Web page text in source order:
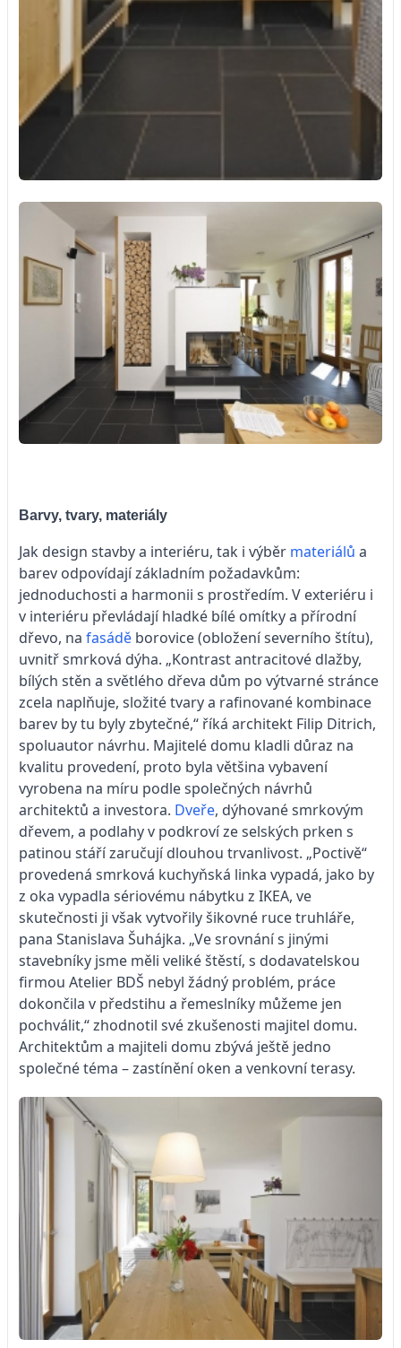
Barvy, tvary, materiály
Jak design stavby a interiéru, tak i výběr materiálů a
barev odpovídají základním požadavkům:
jednoduchosti a harmonii s prostředím. V exteriéru i
v interiéru převládají hladké bílé omítky a přírodní
dřevo, na fasádě borovice (obložení severního štítu),
uvnitř smrková dýha. „Kontrast antracitové dlažby,
bílých stěn a světlého dřeva dům po výtvarné stránce
zcela naplňuje, složité tvary a rafinované kombinace
barev by tu byly zbytečné,“ říká architekt Filip Ditrich,
spoluautor návrhu. Majitelé domu kladli důraz na
kvalitu provedení, proto byla většina vybavení
vyrobena na míru podle společných návrhů
architektů a investora. Dveře, dýhované smrkovým
dřevem, a podlahy v podkroví ze selských prken s
patinou stáří zaručují dlouhou trvanlivost. „Poctivě“
provedená smrková kuchyňská linka vypadá, jako by
z oka vypadla sériovému nábytku z IKEA, ve
skutečnosti ji však vytvořily šikovné ruce truhláře,
pana Stanislava Šuhájka. „Ve srovnání s jinými
stavebníky jsme měli veliké štěstí, s dodavatelskou
firmou Atelier BDŠ nebyl žádný problém, práce
dokončila v předstihu a řemeslníky můžeme jen
pochválit,“ zhodnotil své zkušenosti majitel domu.
Architektům a majiteli domu zbývá ještě jedno
společné téma – zastínění oken a venkovní terasy.